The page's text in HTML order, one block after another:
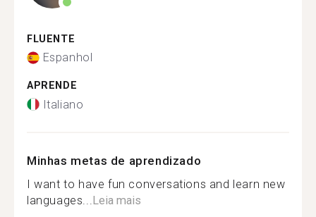
FLUENTE
Espanhol
APRENDE
Italiano
Minhas metas de aprendizado
I want to have fun conversations and learn new
languages... Leia mais